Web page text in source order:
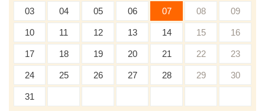
03 04 05 06 07 08 09
10 11 12 13 14 15 16
17 18 19 20 21 22 23
24 25 26 27 28 29 30
31